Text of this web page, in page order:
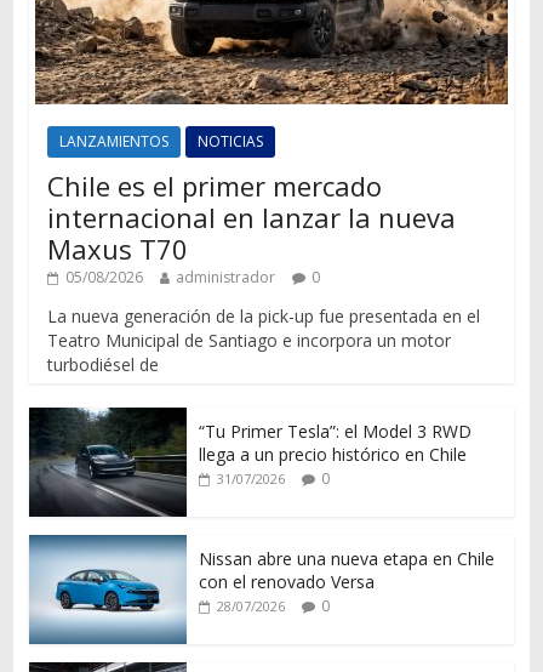
LANZAMIENTOS NOTICIAS
Chile es el primer mercado
internacional en lanzar la nueva
Maxus T70
05/08/2026 administrador 0
La nueva generación de la pick-up fue presentada en el
Teatro Municipal de Santiago e incorpora un motor
turbodiésel de
“Tu Primer Tesla”: el Model 3 RWD
llega a un precio histórico en Chile
31/07/2026 0
Nissan abre una nueva etapa en Chile
con el renovado Versa
28/07/2026 0